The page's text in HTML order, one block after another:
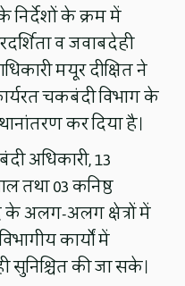
निर्देशों के क्रम में
व जवाबदेही
मयूर दीक्षित ने
चकबंदी विभाग के
कर दिया है।
अधिकारी, 13
तथा 03 कनिष्ठ
अलग-अलग क्षेत्रों में
कार्यों में
सुनिश्चित की जा सके।